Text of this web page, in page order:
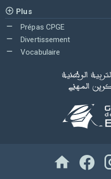
Plus
Prépas CPGE
Divertissement
Vocabulaire